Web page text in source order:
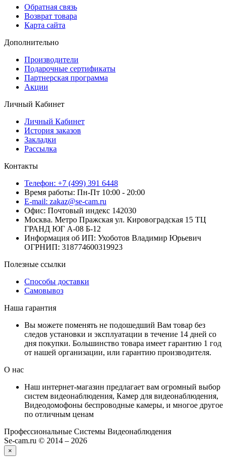
Обратная связь
Возврат товара
Карта сайта
Дополнительно
Производители
Подарочные сертификаты
Партнерская программа
Акции
Личный Кабинет
Личный Кабинет
История заказов
Закладки
Рассылка
Контакты
Телефон: +7 (499) 391 6448
Время работы: Пн-Пт 10:00 - 20:00
E-mail: zakaz@se-cam.ru
Офис: Почтовый индекс 142030
Москва. Метро Пражская ул. Кировоградская 15 ТЦ
ГРАНД ЮГ А-08 Б-12
Информация об ИП: Ухоботов Владимир Юрьевич
ОГРНИП: 318774600319923
Полезные ссылки
Способы доставки
Самовывоз
Наша гарантия
Вы можете поменять не подошедший Вам товар без
следов установки и эксплуатации в течение 14 дней со
дня покупки. Большинство товара имеет гарантию 1 год
от нашей организации, или гарантию производителя.
О нас
Наш интернет-магазин предлагает вам огромный выбор
систем видеонаблюдения, Камер для видеонаблюдения,
Видеодомофоны беспроводные камеры, и многое другое
по отличным ценам
Профессиональные Системы Видеонаблюдения
Se-cam.ru © 2014 – 2026
×